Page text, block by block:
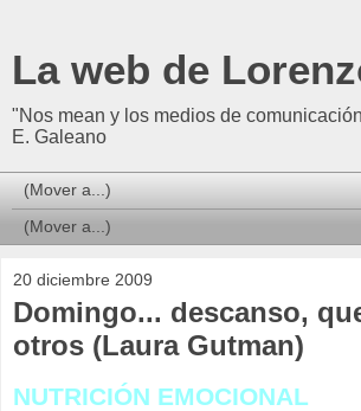
La web de
"Nos mean y los medios de
E. Galeano
20 diciembre 2009
Domingo... descanso,
otros (Laura Gutman)
NUTRICIÓN EMOCIONAL